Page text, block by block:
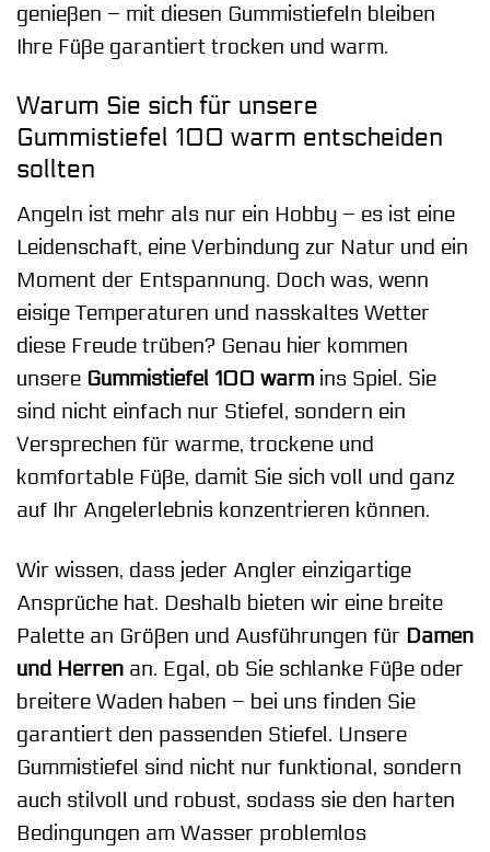
genießen – mit diesen Gummistiefeln bleiben
Ihre Füße garantiert trocken und warm.
Warum Sie sich für unsere
Gummistiefel 100 warm entscheiden
sollten
Angeln ist mehr als nur ein Hobby – es ist eine
Leidenschaft, eine Verbindung zur Natur und ein
Moment der Entspannung. Doch was, wenn
eisige Temperaturen und nasskaltes Wetter
diese Freude trüben? Genau hier kommen
unsere Gummistiefel 100 warm ins Spiel. Sie
sind nicht einfach nur Stiefel, sondern ein
Versprechen für warme, trockene und
komfortable Füße, damit Sie sich voll und ganz
auf Ihr Angelerlebnis konzentrieren können.
Wir wissen, dass jeder Angler einzigartige
Ansprüche hat. Deshalb bieten wir eine breite
Palette an Größen und Ausführungen für Damen
und Herren an. Egal, ob Sie schlanke Füße oder
breitere Waden haben – bei uns finden Sie
garantiert den passenden Stiefel. Unsere
Gummistiefel sind nicht nur funktional, sondern
auch stilvoll und robust, sodass sie den harten
Bedingungen am Wasser problemlos